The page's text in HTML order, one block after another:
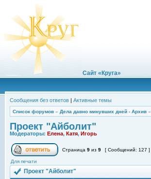
Сайт «Круга»
Сообщения без ответов | Активные темы
Список форумов » Дела давно минувших дней - Архив »
Проект "Айболит"
Модераторы: Елена, Катя, Игорь
Страница 9 из 9 [ Сообщений: 127 ]
Для печати
Проект "Айболит"